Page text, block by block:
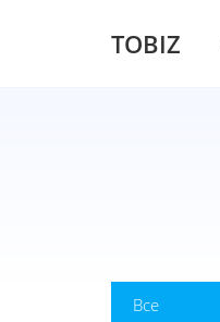
TOBIZ
Все